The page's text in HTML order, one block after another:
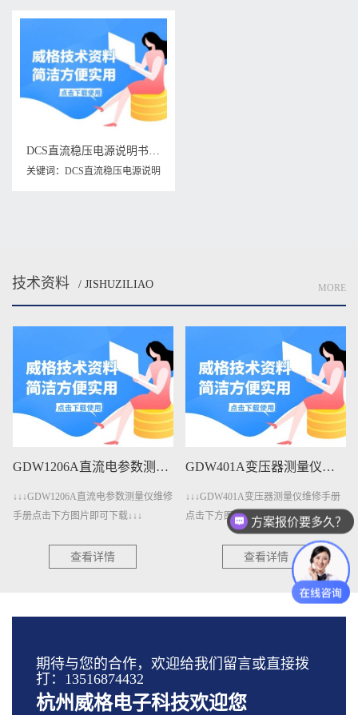
DCS直流稳压电源说明书下载
关键词： DCS直流稳压电源说明
技术资料 / JISHUZILIAO MORE
GDW1206A直流电参数测量仪维修手册下载
↓↓↓GDW1206A直流电参数测量仪维修
手册点击下方图片即可下载↓↓↓
查看详情
GDW401A变压器测量仪维修手册下载
↓↓↓GDW401A变压器测量仪维修手册
点击下方图片即可下载↓↓↓
查看详情
期待与您的合作，欢迎给我们留言或直接拨
打：13516874432
杭州威格电子科技欢迎您
方案报价要多久？